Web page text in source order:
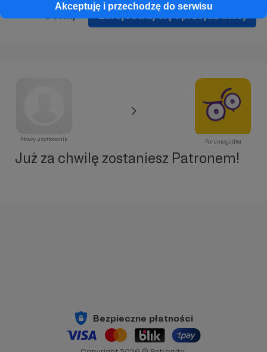
Akceptuję i przechodzę do serwisu
Zarejestruj się i przejdź dalej
Nowy użytkownik Forumogadka
Już za chwilę zostaniesz Patronem!
Bezpieczne płatności